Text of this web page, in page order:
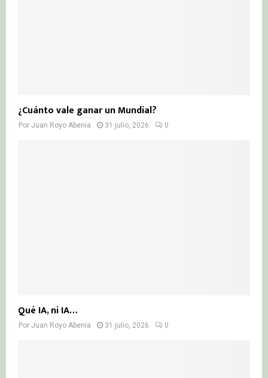
¿Cuánto vale ganar un Mundial?
Por Juan Royo Abenia 31 julio, 2026 0
Qué IA, ni IA…
Por Juan Royo Abenia 31 julio, 2026 0